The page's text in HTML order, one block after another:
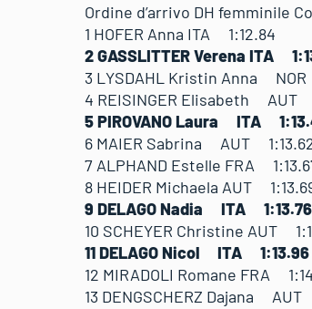
Ordine d’arrivo DH femminile
1 HOFER Anna ITA 1:12.84
2 GASSLITTER Verena ITA
3 LYSDAHL Kristin Anna
4 REISINGER Elisabeth
5 PIROVANO Laura ITA
6 MAIER Sabrina AUT
7 ALPHAND Estelle FRA
8 HEIDER Michaela AUT
9 DELAGO Nadia ITA
10 SCHEYER Christine AUT
11 DELAGO Nicol ITA
12 MIRADOLI Romane FRA
13 DENGSCHERZ Dajana